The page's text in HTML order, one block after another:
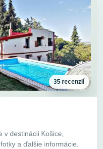
35 recenzií
v destinácii Košice,
a ďalšie informácie.